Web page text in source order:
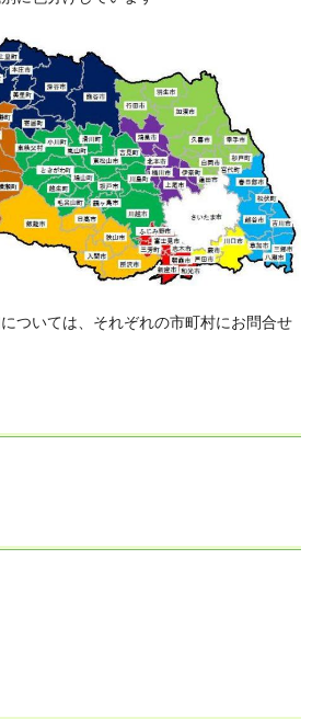
ついては、それぞれの市町村にお問合せ